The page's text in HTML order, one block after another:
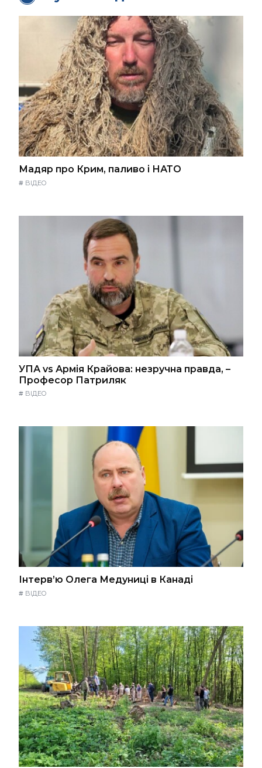
Мадяр про Крим, паливо і НАТО
# ВІДЕО
УПА vs Армія Крайова: незручна правда, –
Професор Патриляк
# ВІДЕО
Інтерв’ю Олега Медуниці в Канаді
# ВІДЕО